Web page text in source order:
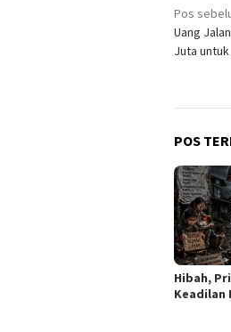
pos
Pos
Uang
Juta
POS
Hibah,
Keadilan